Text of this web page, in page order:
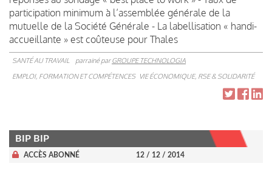
participation minimum à l’assemblée générale de la
mutuelle de la Société Générale - La labellisation « handi-
accueillante » est coûteuse pour Thales
SANTÉ AU TRAVAIL parrainé parGROUPE TECHNOLOGIA
EMPLOI, FORMATION ET COMPÉTENCES VIE ÉCONOMIQUE, RSE & SOLIDARITÉ
BIP BIP
ACCÈS ABONNÉ 12 / 12 / 2014